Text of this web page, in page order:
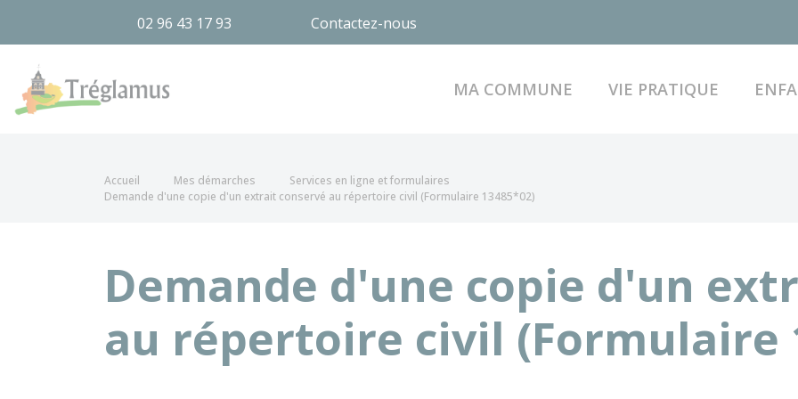
02 96 43 17 93 Contactez-nous
MA COMMUNE VIE PRATIQUE
Accueil Mes démarches
Services en ligne et formulaires
Demande d'une copie d'un extrait conservé au répertoire civil (Formulaire 13485*02)
Demande d'une copie d'un
au répertoire civil (Formulaire